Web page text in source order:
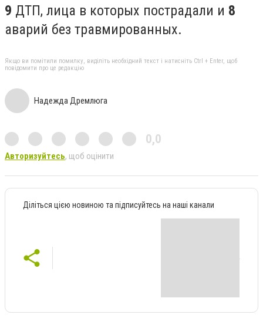
9 ДТП, лица в которых пострадали и 8
аварий без травмированных.
Якщо ви помітили помилку, виділіть необхідний текст і натисніть Ctrl + Enter, щоб
повідомити про це редакцію
Надежда Дремлюга
0,0
Авторизуйтесь, щоб оцінити
Діліться цією новиною та підписуйтесь на наші канали